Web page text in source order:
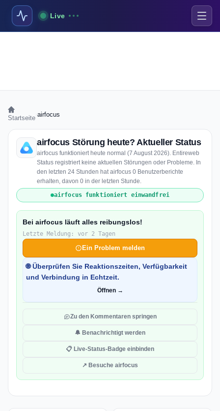
Live
Startseite airfocus
airfocus Störung heute? Aktueller Status
airfocus funktioniert heute normal (7 August 2026). Entireweb
Status registriert keine aktuellen Störungen oder Probleme. In
den letzten 24 Stunden hat airfocus 0 Benutzerberichte
erhalten, davon 0 in der letzten Stunde.
airfocus funktioniert einwandfrei
Bei airfocus läuft alles reibungslos!
Letzte Meldung: vor 2 Tagen
Ein Problem melden
🌐 Überprüfen Sie Reaktionszeiten, Verfügbarkeit
und Verbindung in Echtzeit.
Öffnen →
Zu den Kommentaren springen
🔔 Benachrichtigt werden
📋 Live-Status-Badge einbinden
↗ Besuche airfocus